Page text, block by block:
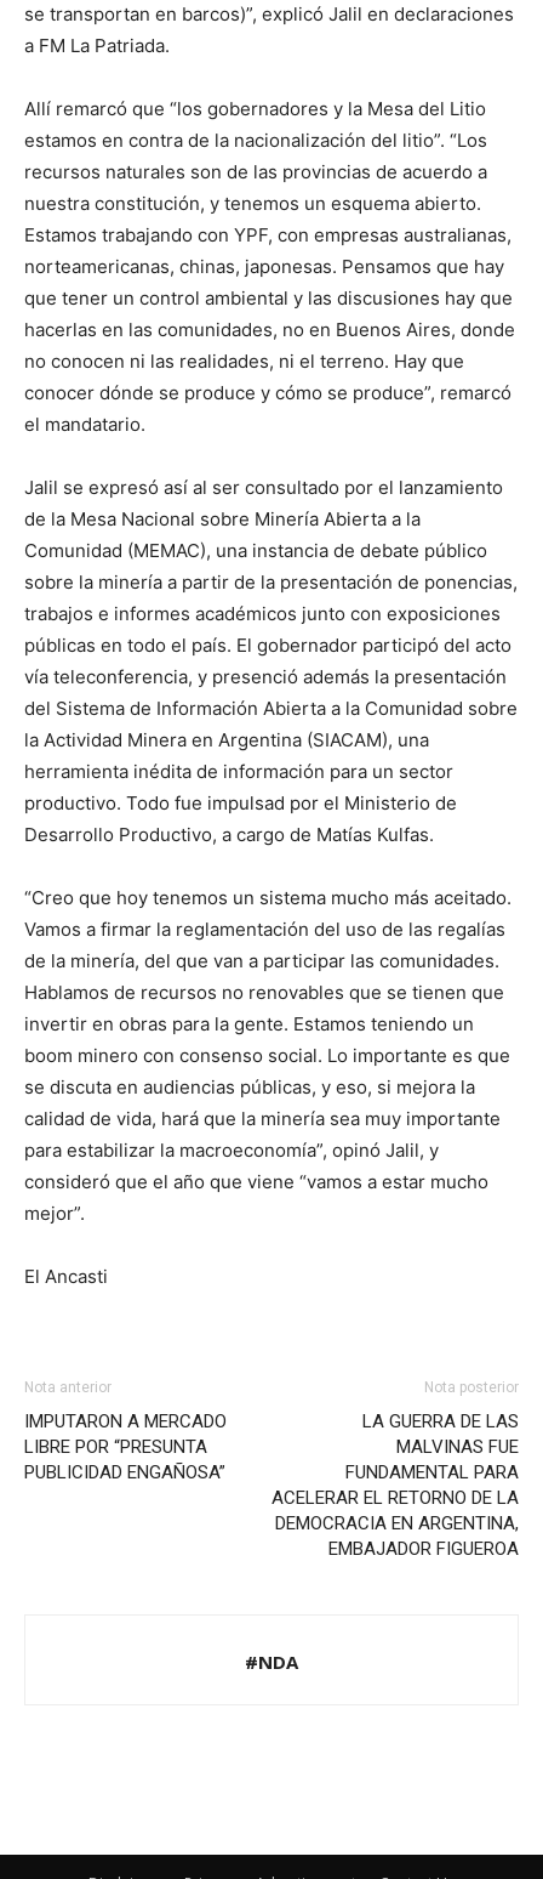
se transportan en barcos)”, explicó Jalil en declaraciones
a FM La Patriada.
Allí remarcó que “los gobernadores y la Mesa del Litio
estamos en contra de la nacionalización del litio”. “Los
recursos naturales son de las provincias de acuerdo a
nuestra constitución, y tenemos un esquema abierto.
Estamos trabajando con YPF, con empresas australianas,
norteamericanas, chinas, japonesas. Pensamos que hay
que tener un control ambiental y las discusiones hay que
hacerlas en las comunidades, no en Buenos Aires, donde
no conocen ni las realidades, ni el terreno. Hay que
conocer dónde se produce y cómo se produce”, remarcó
el mandatario.
Jalil se expresó así al ser consultado por el lanzamiento
de la Mesa Nacional sobre Minería Abierta a la
Comunidad (MEMAC), una instancia de debate público
sobre la minería a partir de la presentación de ponencias,
trabajos e informes académicos junto con exposiciones
públicas en todo el país. El gobernador participó del acto
vía teleconferencia, y presenció además la presentación
del Sistema de Información Abierta a la Comunidad sobre
la Actividad Minera en Argentina (SIACAM), una
herramienta inédita de información para un sector
productivo. Todo fue impulsad por el Ministerio de
Desarrollo Productivo, a cargo de Matías Kulfas.
“Creo que hoy tenemos un sistema mucho más aceitado.
Vamos a firmar la reglamentación del uso de las regalías
de la minería, del que van a participar las comunidades.
Hablamos de recursos no renovables que se tienen que
invertir en obras para la gente. Estamos teniendo un
boom minero con consenso social. Lo importante es que
se discuta en audiencias públicas, y eso, si mejora la
calidad de vida, hará que la minería sea muy importante
para estabilizar la macroeconomía”, opinó Jalil, y
consideró que el año que viene “vamos a estar mucho
mejor”.
El Ancasti
Nota anterior
IMPUTARON A MERCADO
LIBRE POR “PRESUNTA
PUBLICIDAD ENGAÑOSA”
Nota posterior
LA GUERRA DE LAS
MALVINAS FUE
FUNDAMENTAL PARA
ACELERAR EL RETORNO DE LA
DEMOCRACIA EN ARGENTINA,
EMBAJADOR FIGUEROA
#NDA